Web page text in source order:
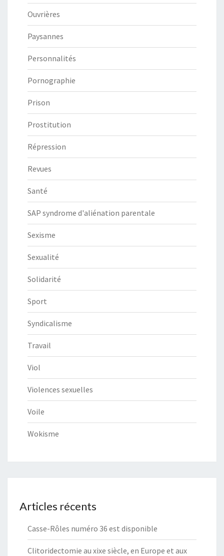
Ouvrières
Paysannes
Personnalités
Pornographie
Prison
Prostitution
Répression
Revues
Santé
SAP syndrome d'aliénation parentale
Sexisme
Sexualité
Solidarité
Sport
Syndicalisme
Travail
Viol
Violences sexuelles
Voile
Wokisme
Articles récents
Casse-Rôles numéro 36 est disponible
Clitoridectomie au xixe siècle, en Europe et aux